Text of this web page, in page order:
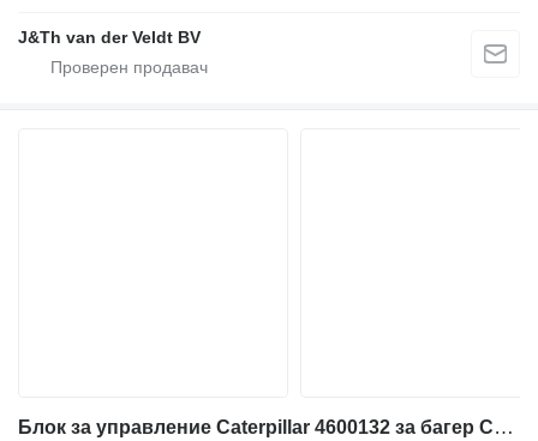
J&Th van der Veldt BV
Блок за управление Caterpillar 4600132 за багер Caterpillar 340 352 374 385 320F 330F 340F 352F 323F 325F 335F 316F 326F 336F 318F 349F 320D2 320D3 330D2 323D2 326D2 312F 313F